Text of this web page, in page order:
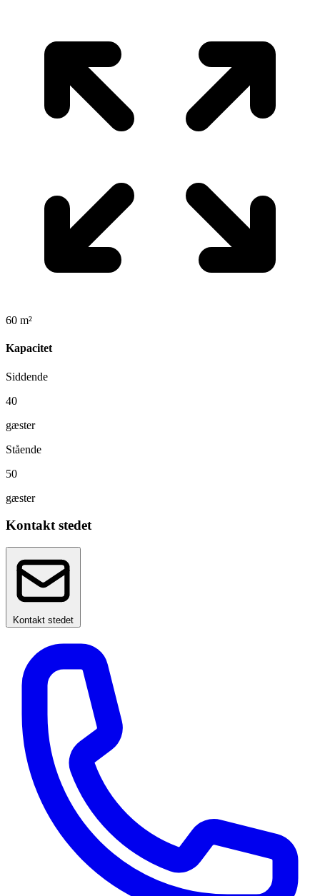
60 m²
Kapacitet
Siddende
40
gæster
Stående
50
gæster
Kontakt stedet
Kontakt stedet